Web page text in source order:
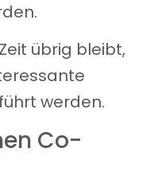
übrig bleibt,
werden.
Co-